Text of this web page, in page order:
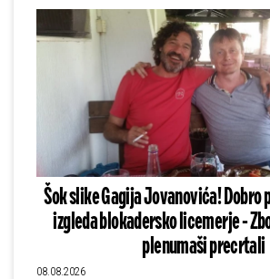
Šok slike Gagija Jovanovića! Dobro
izgleda blokadersko licemerje -
plenumaši precrtali
08.08.2026